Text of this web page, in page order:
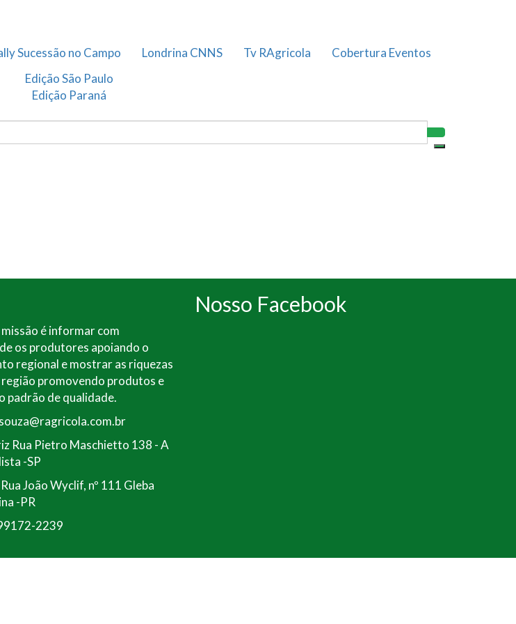
Sucessão no Campo
Edição São Paulo
Edição Paraná
Londrina CNNS Tv RAgricola Cobertura Eventos
é informar com
os produtores apoiando o
regional e mostrar as riquezas
região promovendo produtos e
padrão de qualidade.
Rua Pietro Maschietto 138 - A
-SP
João Wyclif, nº 111 Gleba
-PR
2239
Nosso Facebook